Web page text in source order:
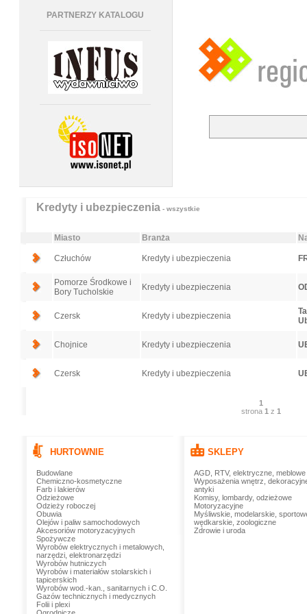
PARTNERZY KATALOGU
Kredyty i ubezpieczenia- wszystkie
Miasto Branża
Człuchów Kredyty i ubezpieczenia
Pomorze Środkowe i
Bory Tucholskie
Kredyty i ubezpieczenia
Czersk Kredyty i ubezpieczenia
Chojnice Kredyty i ubezpieczenia
Czersk Kredyty i ubezpieczenia
1
strona 1 z 1
HURTOWNIE
Budowlane
Chemiczno-kosmetyczne
Farb i lakierów
Odzieżowe
Odzieży roboczej
Obuwia
Olejów i paliw samochodowych
Akcesoriów motoryzacyjnych
Spożywcze
Wyrobów elektrycznych i metalowych,
narzędzi, elektronarzędzi
Wyrobów hutniczych
Wyrobów i materiałów stolarskich i
tapicerskich
Wyrobów wod.-kan., sanitarnych i C.O.
Gazów technicznych i medycznych
Folii i plexi
SKLEPY
AGD, RTV, elektryczne, meblowe
Wyposażenia wnętrz,
antyki
Komisy, lombardy, odzieżowe
Motoryzacyjne
Myśliwskie, modelarskie,
wędkarskie, zoologiczne
Zdrowie i uroda